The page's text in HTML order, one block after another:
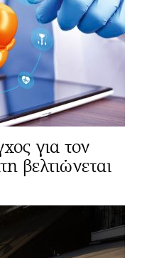
για τον
βελτιώνεται